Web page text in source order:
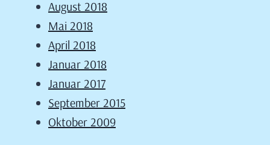
August 2018
Mai 2018
April 2018
Januar 2018
Januar 2017
September 2015
Oktober 2009